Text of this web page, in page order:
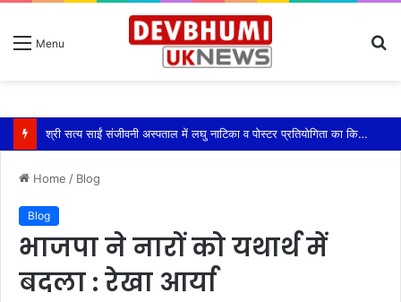
Menu
श्री सत्य साईं संजीवनी अस्पताल में लघु नाटिका व पोस्टर प्रतियोगिता का किया आयोजन
Home / Blog
Blog
भाजपा ने नारों को यथार्थ में
बदला : रेखा आर्या